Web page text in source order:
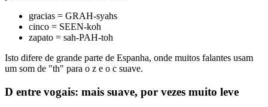
gracias = GRAH-syahs
cinco = SEEN-koh
zapato = sah-PAH-toh
Isto difere de grande parte de Espanha, onde muitos falantes usam
um som de "th" para o z e o c suave.
D entre vogais: mais suave, por vezes muito leve